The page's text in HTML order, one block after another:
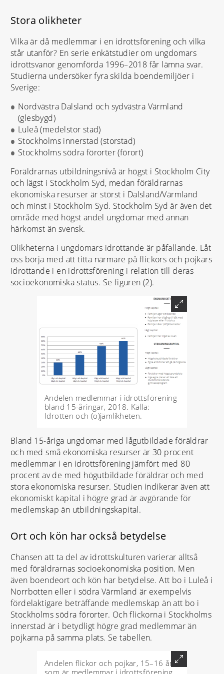
Stora olikheter
Vilka är då medlemmar i en idrottsförening och vilka
står utanför? En serie enkätstudier om ungdomars
idrottsvanor genomförda 1996–2018 får lämna svar.
Studierna undersöker fyra skilda boendemiljöer i
Sverige:
Nordvästra Dalsland och sydvästra Värmland
(glesbygd)
Luleå (medelstor stad)
Stockholms innerstad (storstad)
Stockholms södra förorter (förort)
Föräldrarnas utbildningsnivå är högst i Stockholm City
och lägst i Stockholm Syd, medan föräldrarnas
ekonomiska resurser är störst i Dalsland/Värmland
och minst i Stockholm Syd. Stockholm Syd är även det
område med högst andel ungdomar med annan
härkomst än svensk.
Olikheterna i ungdomars idrottande är påfallande. Låt
oss börja med att titta närmare på flickors och pojkars
idrottande i en idrottsförening i relation till deras
socioekonomiska status. Se figuren (2).
Andelen medlemmar i idrottsförening
bland 15-åringar, 2018. Källa:
Idrotten och (o)jämlikheten.
Bland 15-åriga ungdomar med lågutbildade föräldrar
och med små ekonomiska resurser är 30 procent
medlemmar i en idrottsförening jämfört med 80
procent av de med högutbildade föräldrar och med
stora ekonomiska resurser. Studien indikerar även att
ekonomiskt kapital i högre grad är avgörande för
medlemskap än utbildningskapital.
Ort och kön har också betydelse
Chansen att ta del av idrottskulturen varierar alltså
med föräldrarnas socioekonomiska position. Men
även boendeort och kön har betydelse. Att bo i Luleå i
Norrbotten eller i södra Värmland är exempelvis
fördelaktigare beträffande medlemskap än att bo i
Stockholms södra förorter. Och flickorna i Stockholms
innerstad är i betydligt högre grad medlemmar än
pojkarna på samma plats. Se tabellen.
Andelen flickor och pojkar, 15–16 år,
som är medlemmar i idrottsförening.